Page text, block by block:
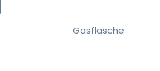
Gasflasche